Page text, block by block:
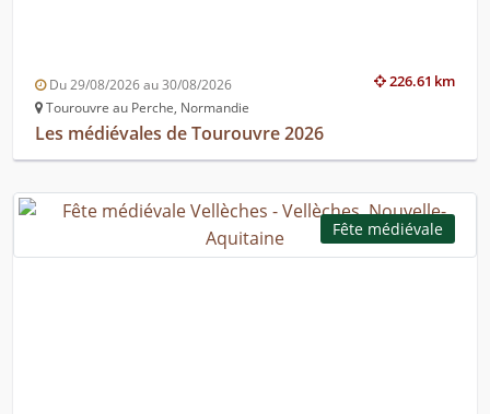
226.61 km
Du 29/08/2026 au 30/08/2026
Tourouvre au Perche, Normandie
Les médiévales de Tourouvre 2026
Fête médiévale